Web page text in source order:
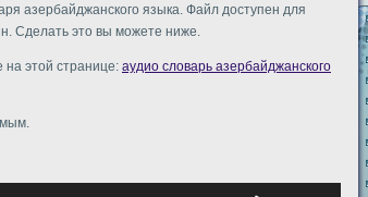
азербайджанского языка. Файл доступен для
Сделать это вы можете ниже.
на этой странице: аудио словарь азербайджанского